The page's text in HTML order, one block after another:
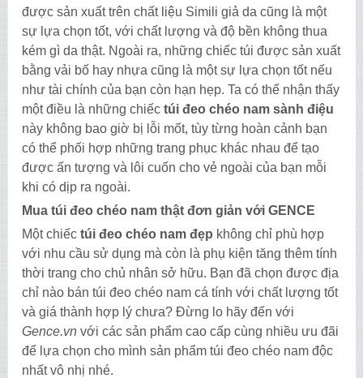
được sản xuất trên chất liệu Simili giả da cũng là một
sự lựa chọn tốt, với chất lượng và độ bền không thua
kém gì da thật. Ngoài ra, những chiếc túi được sản xuất
bằng vải bố hay nhựa cũng là một sự lựa chọn tốt nếu
như tài chính của bạn còn hạn hẹp. Ta có thể nhận thấy
một điều là những chiếc túi đeo chéo nam sành điệu
này không bao giờ bị lỗi mốt, tùy từng hoàn cảnh bạn
có thể phối hợp những trang phục khác nhau để tạo
được ấn tượng và lôi cuốn cho vẻ ngoài của bạn mỗi
khi có dịp ra ngoài.
Mua túi đeo chéo nam thật đơn giản với GENCE
Một chiếc túi đeo chéo nam đẹp không chỉ phù hợp
với nhu cầu sử dụng mà còn là phụ kiện tăng thêm tính
thời trang cho chủ nhân sở hữu. Bạn đã chọn được địa
chỉ nào bán túi đeo chéo nam cá tính với chất lượng tốt
và giá thành hợp lý chưa? Đừng lo hãy đến với
Gence.vnvới các sản phẩm cao cấp cùng nhiều ưu đãi
để lựa chọn cho mình sản phẩm túi đeo chéo nam độc
nhất vô nhị nhé.